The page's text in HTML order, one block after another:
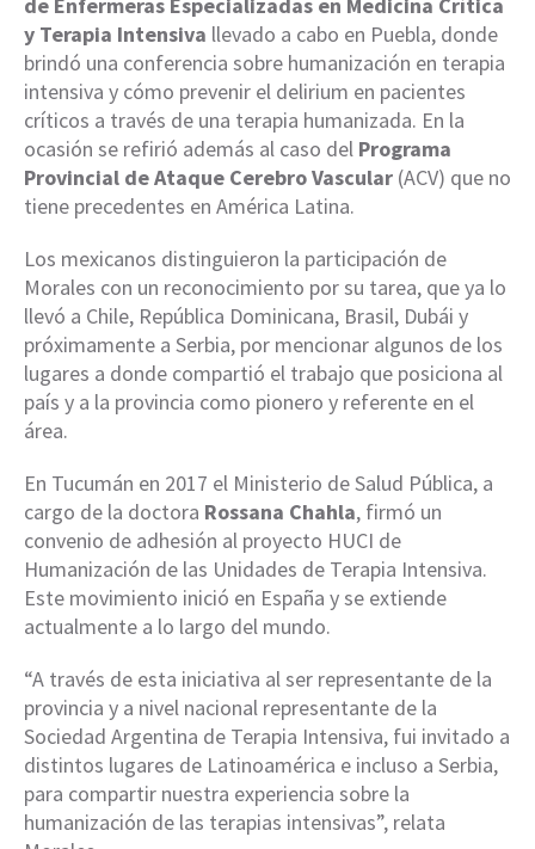
de Enfermeras Especializadas en Medicina Crítica
y Terapia Intensiva llevado a cabo en Puebla, donde
brindó una conferencia sobre humanización en terapia
intensiva y cómo prevenir el delirium en pacientes
críticos a través de una terapia humanizada. En la
ocasión se refirió además al caso del Programa
Provincial de Ataque Cerebro Vascular (ACV) que no
tiene precedentes en América Latina.
Los mexicanos distinguieron la participación de
Morales con un reconocimiento por su tarea, que ya lo
llevó a Chile, República Dominicana, Brasil, Dubái y
próximamente a Serbia, por mencionar algunos de los
lugares a donde compartió el trabajo que posiciona al
país y a la provincia como pionero y referente en el
área.
En Tucumán en 2017 el Ministerio de Salud Pública, a
cargo de la doctora Rossana Chahla, firmó un
convenio de adhesión al proyecto HUCI de
Humanización de las Unidades de Terapia Intensiva.
Este movimiento inició en España y se extiende
actualmente a lo largo del mundo.
“A través de esta iniciativa al ser representante de la
provincia y a nivel nacional representante de la
Sociedad Argentina de Terapia Intensiva, fui invitado a
distintos lugares de Latinoamérica e incluso a Serbia,
para compartir nuestra experiencia sobre la
humanización de las terapias intensivas”, relata